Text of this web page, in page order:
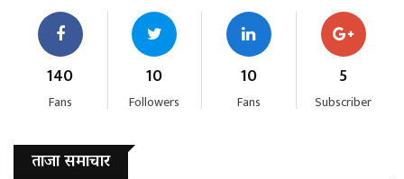
140
Fans
10
Followers
10
Fans
5
Subscriber
ताजा समाचार